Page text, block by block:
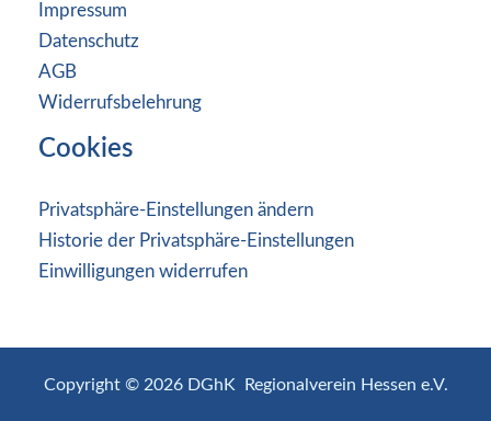
Impressum
Datenschutz
AGB
Widerrufsbelehrung
Cookies
Privatsphäre-Einstellungen ändern
Historie der Privatsphäre-Einstellungen
Einwilligungen widerrufen
Copyright © 2026 DGhK Regionalverein Hessen e.V.